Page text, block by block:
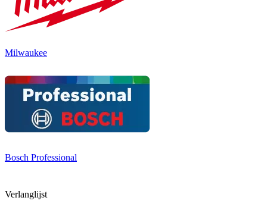
Milwaukee
Bosch Professional
Verlanglijst